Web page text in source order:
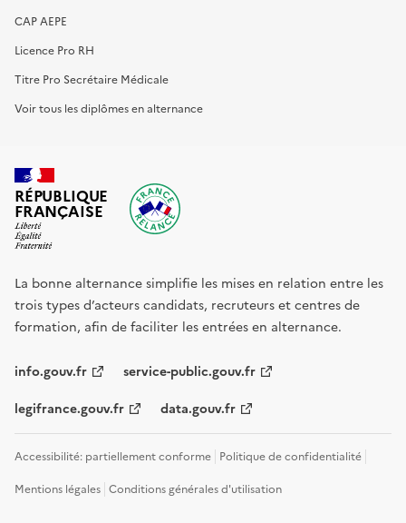
CAP AEPE
Licence Pro RH
Titre Pro Secrétaire Médicale
Voir tous les diplômes en alternance
RÉPUBLIQUE
FRANÇAISE
La bonne alternance simplifie les mises en relation entre les
trois types d’acteurs candidats, recruteurs et centres de
formation, afin de faciliter les entrées en alternance.
info.gouv.fr service-public.gouv.fr
legifrance.gouv.fr data.gouv.fr
Accessibilité: partiellement conforme Politique de confidentialité
Mentions légales Conditions générales d'utilisation